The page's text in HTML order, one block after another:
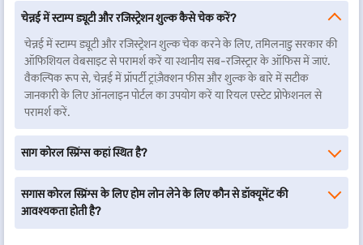
चेन्नई में स्टाम्प ड्यूटी और रजिस्ट्रेशन शुल्क कैसे चेक करें?
चेन्नई में स्टाम्प ड्यूटी और रजिस्ट्रेशन शुल्क चेक करने के लिए, तमिलनाडु सरकार की
ऑफिशियल वेबसाइट से परामर्श करें या स्थानीय सब-रजिस्ट्रार के ऑफिस में जाएं.
वैकल्पिक रूप से, चेन्नई में प्रॉपर्टी ट्रांज़ैक्शन फीस और शुल्क के बारे में सटीक
जानकारी के लिए ऑनलाइन पोर्टल का उपयोग करें या रियल एस्टेट प्रोफेशनल से
परामर्श करें.
साग कोरल स्प्रिंग्स कहां स्थित है?
सगास कोरल स्प्रिंग्स के लिए होम लोन लेने के लिए कौन से डॉक्यूमेंट की
आवश्यकता होती है?